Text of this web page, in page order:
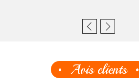
Avis clients